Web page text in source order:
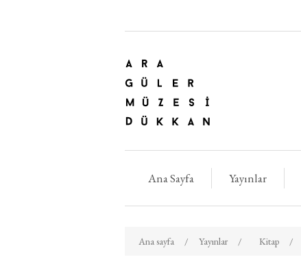
Ana Sayfa Yayınlar
Ana sayfa / Yayınlar / Kitap /